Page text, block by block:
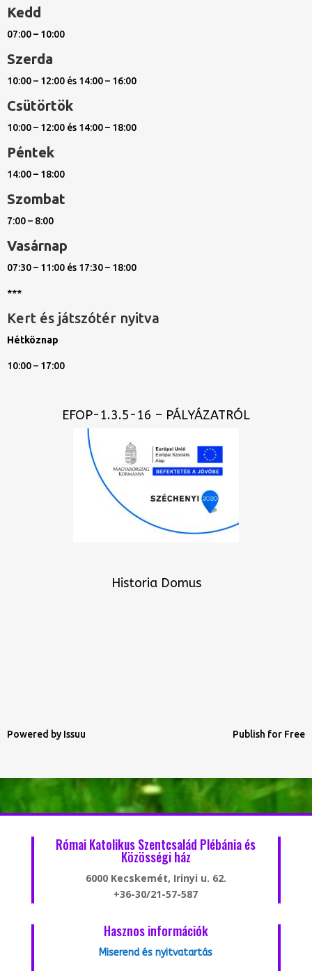
Kedd
07:00 – 10:00
Szerda
10:00 – 12:00 és 14:00 – 16:00
Csütörtök
10:00 – 12:00 és 14:00 – 18:00
Péntek
14:00 – 18:00
Szombat
7:00 – 8:00
Vasárnap
07:30 – 11:00 és 17:30 – 18:00
***
Kert és játszótér nyitva
Hétköznap
10:00 – 17:00
EFOP-1.3.5-16 – PÁLYÁZATRÓL
Historia Domus
Powered by Issuu Publish for Free
Római Katolikus Szentcsalád Plébánia és
Közösségi ház
6000 Kecskemét, Irinyi u. 62.
+36-30/21-57-587
Hasznos információk
Miserend és nyitvatartás